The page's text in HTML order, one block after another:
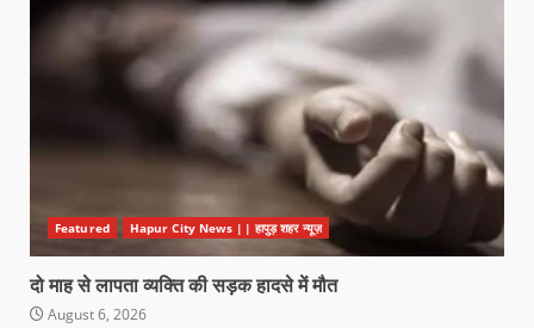
Featured Hapur City News || हापुड़ शहर न्यूज़
दो माह से लापता व्यक्ति की सड़क हादसे में मौत
August 6, 2026